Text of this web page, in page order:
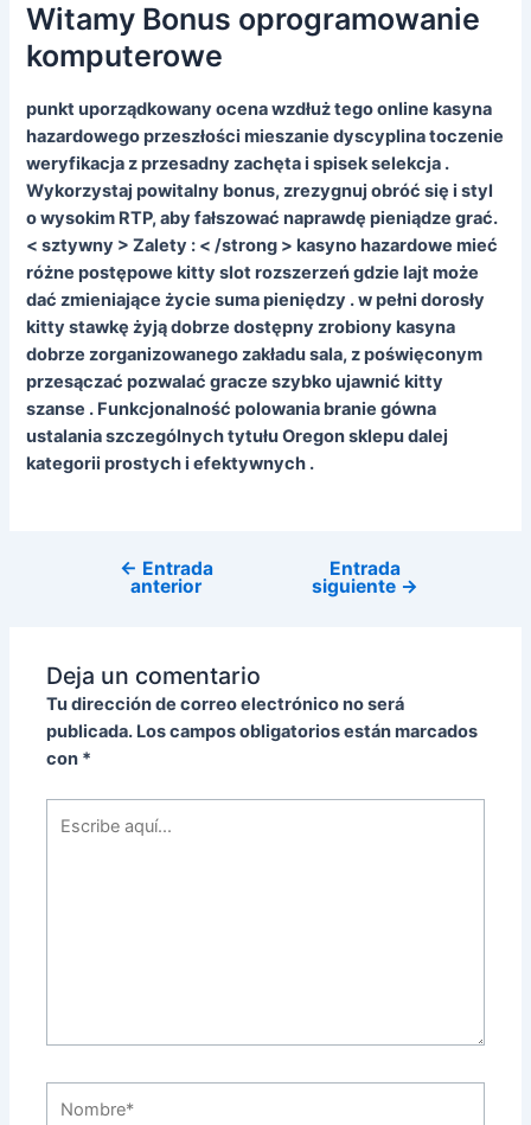
Witamy Bonus oprogramowanie
komputerowe
punkt uporządkowany ocena wzdłuż tego online kasyna
hazardowego przeszłości mieszanie dyscyplina toczenie
weryfikacja z przesadny zachęta i spisek selekcja .
Wykorzystaj powitalny bonus, zrezygnuj obróć się i styl
o wysokim RTP, aby fałszować naprawdę pieniądze grać.
< sztywny > Zalety : < /strong > kasyno hazardowe mieć
różne postępowe kitty slot rozszerzeń gdzie lajt może
dać zmieniające życie suma pieniędzy . w pełni dorosły
kitty stawkę żyją dobrze dostępny zrobiony kasyna
dobrze zorganizowanego zakładu sala, z poświęconym
przesączać pozwalać gracze szybko ujawnić kitty
szanse . Funkcjonalność polowania branie gówna
ustalania szczególnych tytułu Oregon sklepu dalej
kategorii prostych i efektywnych .
← Entrada
anterior
Entrada
siguiente →
Deja un comentario
Tu dirección de correo electrónico no será
publicada. Los campos obligatorios están marcados
con *
aquí...